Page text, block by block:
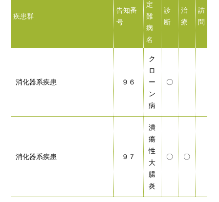
疾患群
告知番
号
定
難
病
名
診
断
治
療
訪
問
消化器系疾患 ９６
ク
ロ
ー
ン
病
〇
消化器系疾患 ９７
潰
瘍
性
大
腸
炎
〇 〇